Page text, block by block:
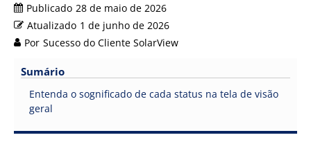
Publicado 28 de maio de 2026
Atualizado 1 de junho de 2026
Por Sucesso do Cliente SolarView
Sumário
Entenda o sognificado de cada status na tela de visão
geral